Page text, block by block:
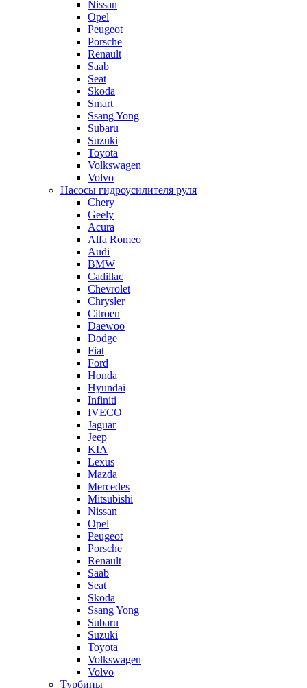
Nissan
Opel
Peugeot
Porsche
Renault
Saab
Seat
Skoda
Smart
Ssang Yong
Subaru
Suzuki
Toyota
Volkswagen
Volvo
Насосы гидроусилителя руля
Chery
Geely
Acura
Alfa Romeo
Audi
BMW
Cadillac
Chevrolet
Chrysler
Citroen
Daewoo
Dodge
Fiat
Ford
Honda
Hyundai
Infiniti
IVECO
Jaguar
Jeep
KIA
Lexus
Mazda
Mercedes
Mitsubishi
Nissan
Opel
Peugeot
Porsche
Renault
Saab
Seat
Skoda
Ssang Yong
Subaru
Suzuki
Toyota
Volkswagen
Volvo
Турбины